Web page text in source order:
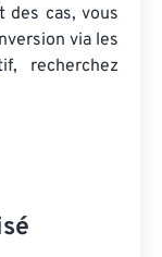
des cas, vous
via les
recherchez